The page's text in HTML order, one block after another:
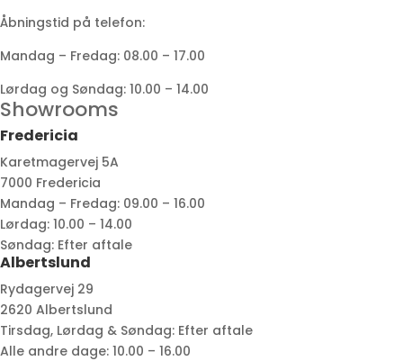
Åbningstid på telefon:
Mandag – Fredag: 08.00 – 17.00
Lørdag og Søndag: 10.00 – 14.00
Showrooms
Fredericia
Karetmagervej 5A
7000 Fredericia
Mandag – Fredag: 09.00 – 16.00
Lørdag: 10.00 – 14.00
Søndag: Efter aftale
Albertslund
Rydagervej 29
2620 Albertslund
Tirsdag, Lørdag & Søndag: Efter aftale
Alle andre dage: 10.00 – 16.00